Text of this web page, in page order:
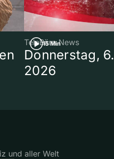
15 Min
TeleBärn News
Donnerstag,
2026
und aller Welt